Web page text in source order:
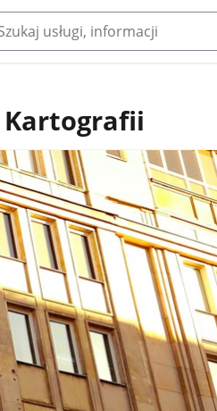
Kartografii